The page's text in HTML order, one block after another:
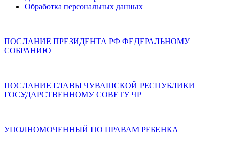
Обработка персональных данных
ПОСЛАНИЕ ПРЕЗИДЕНТА РФ ФЕДЕРАЛЬНОМУ
СОБРАНИЮ
ПОСЛАНИЕ ГЛАВЫ ЧУВАШСКОЙ РЕСПУБЛИКИ
ГОСУДАРСТВЕННОМУ СОВЕТУ ЧР
УПОЛНОМОЧЕННЫЙ ПО ПРАВАМ РЕБЕНКА